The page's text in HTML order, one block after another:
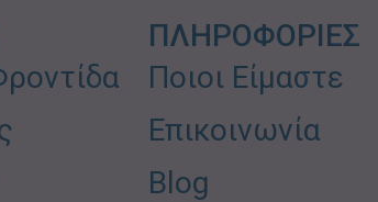
ΠΛΗΡΟΦΟΡΙΕΣ
Ποιοι Είμαστε
Επικοινωνία
Blog